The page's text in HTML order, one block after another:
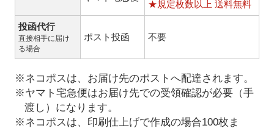
★規定枚数以上 送料無料
投函代行
直接相手に届け
る場合
ポスト投函 不要
※ネコポスは、お届け先のポストへ配達されます。
※ヤマト宅急便はお届け先での受領確認が必要（手
渡し）になります。
※ネコポスは、印刷仕上げで作成の場合100枚ま